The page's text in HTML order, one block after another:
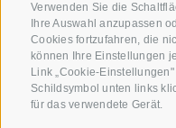
Verwenden Sie die
Ihre Auswahl anzupassen
Cookies fortzufahren, die
können Ihre Einstellungen
Link „Cookie-
Schildsymbol unten links
für das verwendete Gerät.